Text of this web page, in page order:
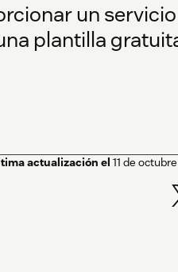
un servicio
plantilla
actualización el 11 de